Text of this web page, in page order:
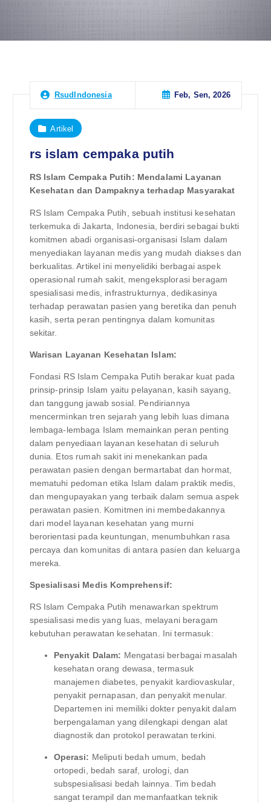
RsudIndonesia Feb, Sen, 2026
Artikel
rs islam cempaka putih
RS Islam Cempaka Putih: Mendalami Layanan
Kesehatan dan Dampaknya terhadap Masyarakat
RS Islam Cempaka Putih, sebuah institusi kesehatan
terkemuka di Jakarta, Indonesia, berdiri sebagai bukti
komitmen abadi organisasi-organisasi Islam dalam
menyediakan layanan medis yang mudah diakses dan
berkualitas. Artikel ini menyelidiki berbagai aspek
operasional rumah sakit, mengeksplorasi beragam
spesialisasi medis, infrastrukturnya, dedikasinya
terhadap perawatan pasien yang beretika dan penuh
kasih, serta peran pentingnya dalam komunitas
sekitar.
Warisan Layanan Kesehatan Islam:
Fondasi RS Islam Cempaka Putih berakar kuat pada
prinsip-prinsip Islam yaitu pelayanan, kasih sayang,
dan tanggung jawab sosial. Pendiriannya
mencerminkan tren sejarah yang lebih luas dimana
lembaga-lembaga Islam memainkan peran penting
dalam penyediaan layanan kesehatan di seluruh
dunia. Etos rumah sakit ini menekankan pada
perawatan pasien dengan bermartabat dan hormat,
mematuhi pedoman etika Islam dalam praktik medis,
dan mengupayakan yang terbaik dalam semua aspek
perawatan pasien. Komitmen ini membedakannya
dari model layanan kesehatan yang murni
berorientasi pada keuntungan, menumbuhkan rasa
percaya dan komunitas di antara pasien dan keluarga
mereka.
Spesialisasi Medis Komprehensif:
RS Islam Cempaka Putih menawarkan spektrum
spesialisasi medis yang luas, melayani beragam
kebutuhan perawatan kesehatan. Ini termasuk:
Penyakit Dalam: Mengatasi berbagai masalah
kesehatan orang dewasa, termasuk
manajemen diabetes, penyakit kardiovaskular,
penyakit pernapasan, dan penyakit menular.
Departemen ini memiliki dokter penyakit dalam
berpengalaman yang dilengkapi dengan alat
diagnostik dan protokol perawatan terkini.
Operasi: Meliputi bedah umum, bedah
ortopedi, bedah saraf, urologi, dan
subspesialisasi bedah lainnya. Tim bedah
sangat terampil dan memanfaatkan teknik